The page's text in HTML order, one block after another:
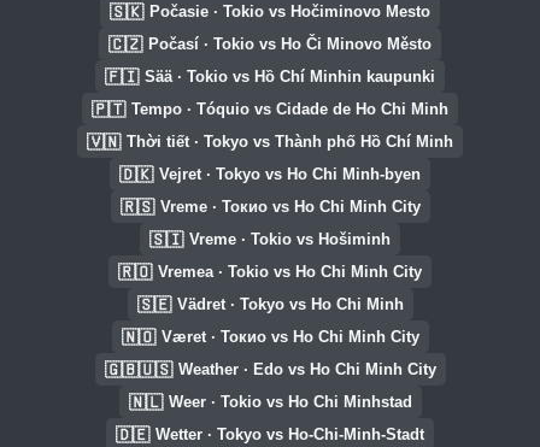
🇸🇰 Počasie · Tokio vs Hočiminovo Mesto
🇨🇿 Počasí · Tokio vs Ho Či Minovo Město
🇫🇮 Sää · Tokio vs Hồ Chí Minhin kaupunki
🇵🇹 Tempo · Tóquio vs Cidade de Ho Chi Minh
🇻🇳 Thời tiết · Tokyo vs Thành phố Hồ Chí Minh
🇩🇰 Vejret · Tokyo vs Ho Chi Minh-byen
🇷🇸 Vreme · Токио vs Ho Chi Minh City
🇸🇮 Vreme · Tokio vs Hošiminh
🇷🇴 Vremea · Tokio vs Ho Chi Minh City
🇸🇪 Vädret · Tokyo vs Ho Chi Minh
🇳🇴 Været · Токио vs Ho Chi Minh City
🇬🇧🇺🇸 Weather · Edo vs Ho Chi Minh City
🇳🇱 Weer · Tokio vs Ho Chi Minhstad
🇩🇪 Wetter · Tokyo vs Ho-Chi-Minh-Stadt